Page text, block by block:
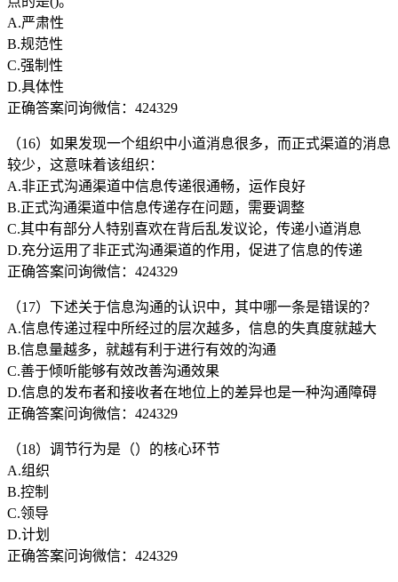
A.严肃性
B.规范性
C.强制性
D.具体性
正确答案问询微信：424329
（16）如果发现一个组织中小道消息很多，而正式渠道的消息
较少，这意味着该组织：
A.非正式沟通渠道中信息传递很通畅，运作良好
B.正式沟通渠道中信息传递存在问题，需要调整
C.其中有部分人特别喜欢在背后乱发议论，传递小道消息
D.充分运用了非正式沟通渠道的作用，促进了信息的传递
正确答案问询微信：424329
（17）下述关于信息沟通的认识中，其中哪一条是错误的？
A.信息传递过程中所经过的层次越多，信息的失真度就越大
B.信息量越多，就越有利于进行有效的沟通
C.善于倾听能够有效改善沟通效果
D.信息的发布者和接收者在地位上的差异也是一种沟通障碍
正确答案问询微信：424329
（18）调节行为是（）的核心环节
A.组织
B.控制
C.领导
D.计划
正确答案问询微信：424329